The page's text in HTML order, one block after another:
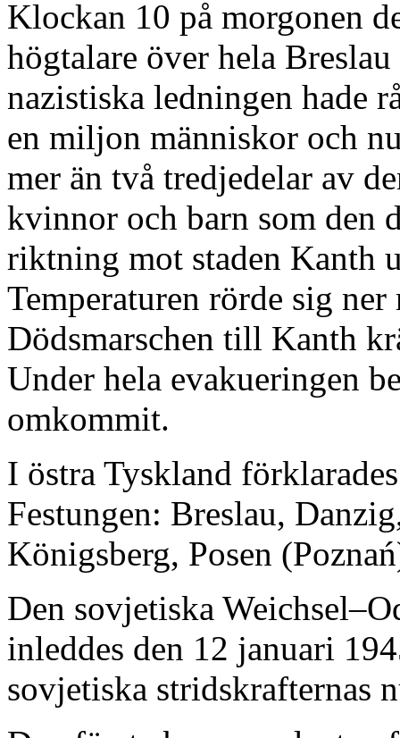
Klockan 10 på morgonen
högtalare över hela
nazistiska ledningen hade
en miljon människor och
mer än två tredjedelar av
kvinnor och barn som den
riktning mot staden Kanth
Temperaturen rörde sig
Dödsmarschen till Kanth
Under hela evakueringen
omkommit.
I östra Tyskland
Festungen: Breslau,
Königsberg, Posen
Den sovjetiska
inleddes den 12 januari
sovjetiska stridskrafternas